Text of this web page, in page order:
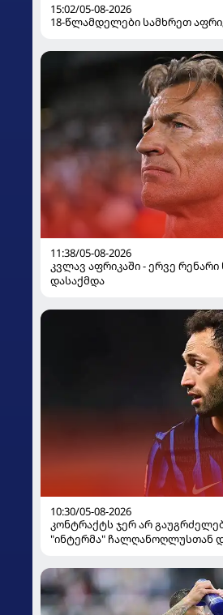
15:02/05-08-2026
18-წლამდელები სამხრეთ
11:38/05-08-2026
კვლავ აფრიკაში - ერვე
დასაქმდა
10:30/05-08-2026
კონტრაქტს ჯერ არ
"ინტერმა" ჩალღანოღლუსთან